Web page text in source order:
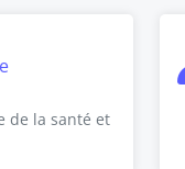
de la santé et